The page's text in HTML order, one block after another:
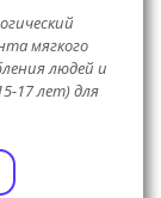
мягкого
людей и
17 лет) для